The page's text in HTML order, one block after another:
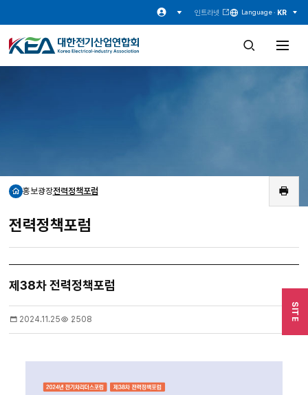
SITE
인트라넷 Language · KR
검
전
홈홍보광장전력정책포럼
인
쇄
전력정책포럼
제38차 전력정책포럼
2024.11.25 2508